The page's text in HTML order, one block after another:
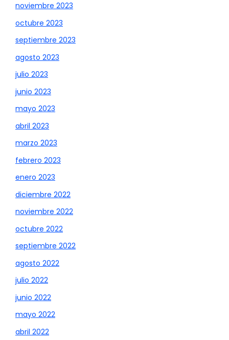
noviembre 2023
octubre 2023
septiembre 2023
agosto 2023
julio 2023
junio 2023
mayo 2023
abril 2023
marzo 2023
febrero 2023
enero 2023
diciembre 2022
noviembre 2022
octubre 2022
septiembre 2022
agosto 2022
julio 2022
junio 2022
mayo 2022
abril 2022